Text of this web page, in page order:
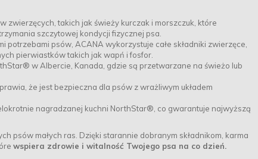
zwierzęcych, takich jak świeży kurczak i morszczuk, które
szczytowej kondycji fizycznej psa.
potrzebami psów, ACANA wykorzystuje całe składniki zwierzęce,
pierwiastków takich jak wapń i fosfor.
w Albercie, Kanada, gdzie są przetwarzane na świeżo lub
że jest bezpieczna dla psów z wrażliwym układem
nagradzanej kuchni NorthStar®, co gwarantuje najwyższą
psów małych ras. Dzięki starannie dobranym składnikom, karma
wspiera zdrowie i witalność Twojego psa na co dzień.